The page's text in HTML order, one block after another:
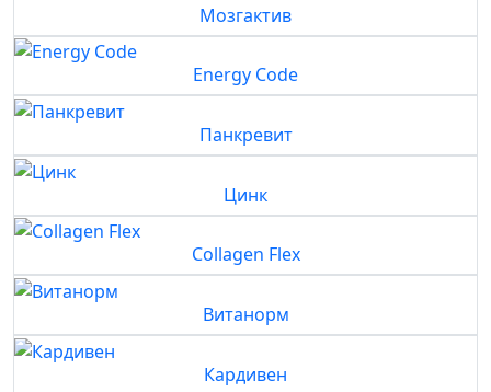
Мозгактив
Energy Code
Панкревит
Цинк
Collagen Flex
Витанорм
Кардивен